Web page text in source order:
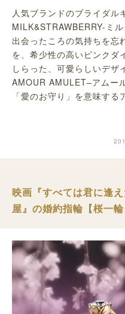
人気ブランドのブライダル
MILK&STRAWBERRY-ミ
出会ったころの気持ちを忘
を、希少性の高いピンクダ
しらった、可愛らしいデザ
AMOUR AMULET–アムー
「愛のお守り」を意味す
映画『すべては君に逢
屋』の婚約指輪【桜一